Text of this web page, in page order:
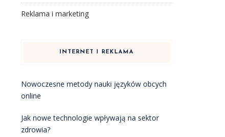
Reklama i marketing
INTERNET I REKLAMA
Nowoczesne metody nauki języków obcych
online
Jak nowe technologie wpływają na sektor
zdrowia?